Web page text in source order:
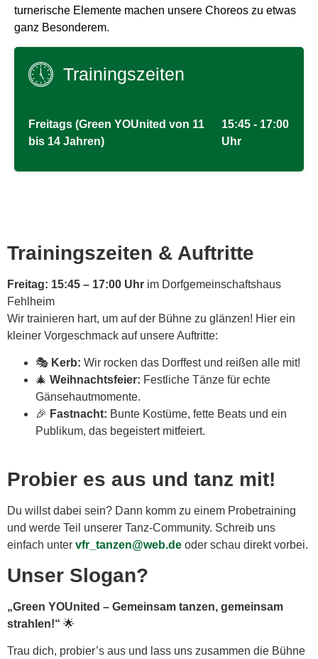
turnerische Elemente machen unsere Choreos zu etwas
ganz Besonderem.
Trainingszeiten
Freitags (Green YOUnited von 11
bis 14 Jahren)
15:45 - 17:00
Uhr
Trainingszeiten & Auftritte
Freitag: 15:45 – 17:00 Uhr im Dorfgemeinschaftshaus
Fehlheim
Wir trainieren hart, um auf der Bühne zu glänzen! Hier ein
kleiner Vorgeschmack auf unsere Auftritte:
🎭 Kerb: Wir rocken das Dorffest und reißen alle mit!
🎄 Weihnachtsfeier: Festliche Tänze für echte
Gänsehautmomente.
🎉 Fastnacht: Bunte Kostüme, fette Beats und ein
Publikum, das begeistert mitfeiert.
Probier es aus und tanz mit!
Du willst dabei sein? Dann komm zu einem Probetraining
und werde Teil unserer Tanz-Community. Schreib uns
einfach unter vfr_tanzen@web.de oder schau direkt vorbei.
Unser Slogan?
„Green YOUnited – Gemeinsam tanzen, gemeinsam
strahlen!“ 🌟
Trau dich, probier’s aus und lass uns zusammen die Bühne